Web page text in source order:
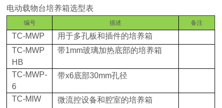
电动载物台培养箱选型表
编号 描述 备注
TC-MWP
用于多孔板和插件的培养箱
TC-MWP
HB
带1mm玻璃加热底部的培养箱
TC-MWP-
6
带x6底部30mm孔径
TC-MIW 微流控设备和腔室的培养箱